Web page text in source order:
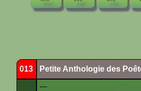
013 Petite Anthologie des
---